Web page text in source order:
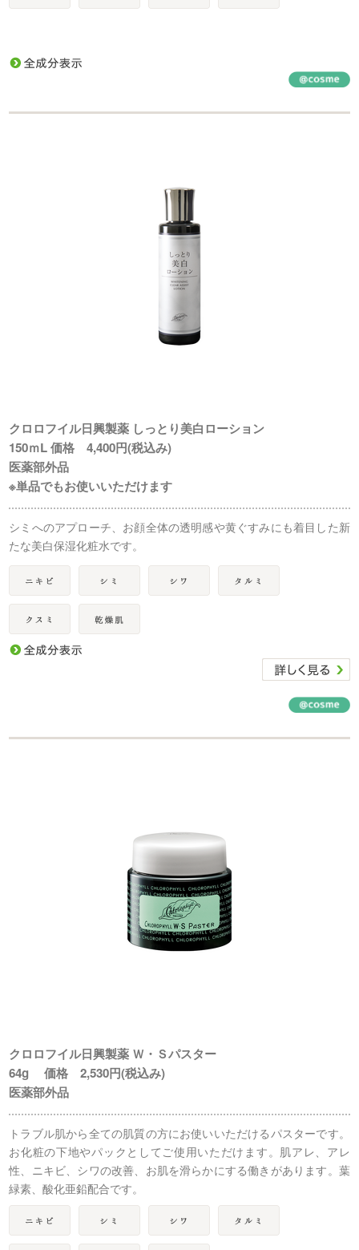
クロロフイル日興製薬 しっとり美白ローション
150ｍL 価格 4,400円(税込み)
医薬部外品
※単品でもお使いいただけます
シミへのアプローチ、お顔全体の透明感や黄ぐすみにも着目した新
たな美白保湿化粧水です。
クロロフイル日興製薬 Ｗ・Ｓパスター
64g 価格 2,530円(税込み)
医薬部外品
トラブル肌から全ての肌質の方にお使いいただけるパスターです。
お化粧の下地やパックとしてご使用いただけます。肌アレ、アレ
性、ニキビ、シワの改善、お肌を滑らかにする働きがあります。葉
緑素、酸化亜鉛配合です。